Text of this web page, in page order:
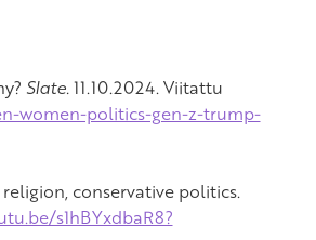
Slate.11.10.2024. Viitattu
women-politics-gen-z-trump-
conservative politics.
s1hBYxdbaR8?